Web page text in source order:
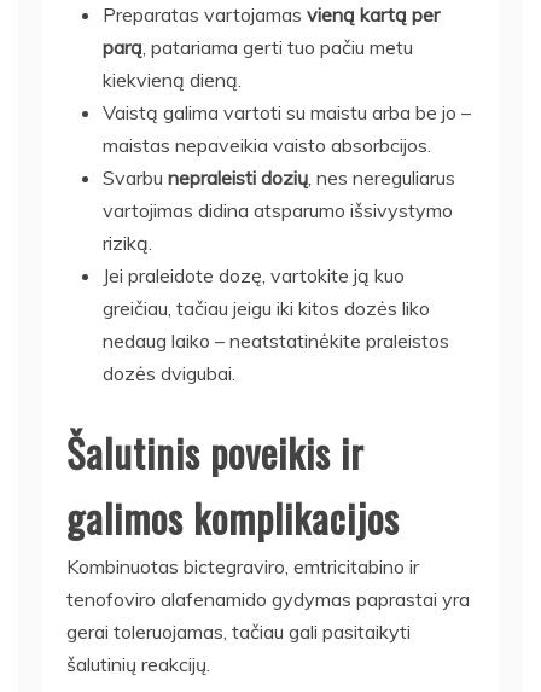
Preparatas vartojamas vieną kartą per
parą , patariama gerti tuo pačiu metu
kiekvieną dieną.
Vaistą galima vartoti su maistu arba be jo –
maistas nepaveikia vaisto absorbcijos.
Svarbu nepraleisti dozių , nes nereguliarus
vartojimas didina atsparumo išsivystymo
riziką.
Jei praleidote dozę, vartokite ją kuo
greičiau, tačiau jeigu iki kitos dozės liko
nedaug laiko – neatstatinėkite praleistos
dozės dvigubai.
Šalutinis poveikis ir
galimos komplikacijos
Kombinuotas bictegraviro, emtricitabino ir
tenofoviro alafenamido gydymas paprastai yra
gerai toleruojamas, tačiau gali pasitaikyti
šalutinių reakcijų.